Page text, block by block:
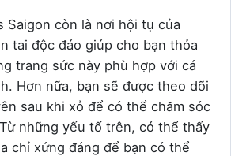
Saigon còn là nơi hội tụ của
tai độc đáo giúp cho bạn thỏa
trang sức này phù hợp với cá
Hơn nữa, bạn sẽ được theo dõi
sau khi xỏ để có thể chăm sóc
những yếu tố trên, có thể thấy
chỉ xứng đáng để bạn có thể